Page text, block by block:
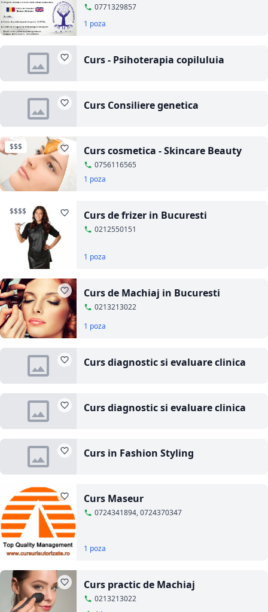
Integrativă (A.R.P.I )va invita sa
participati la Programul de Formare
0771329857
1 poza
Curs - Psihoterapia copiluluia
Curs Consiliere genetica
$$$ Curs cosmetica - Skincare Beauty
0756116565
1 poza
$$$$ Curs de frizer in Bucuresti
0212550151
1 poza
Curs de Machiaj in Bucuresti
0213213022
1 poza
Curs diagnostic si evaluare clinica
Curs diagnostic si evaluare clinica
Curs in Fashion Styling
Curs Maseur
0724341894, 0724370347
1 poza
Curs practic de Machiaj
0213213022